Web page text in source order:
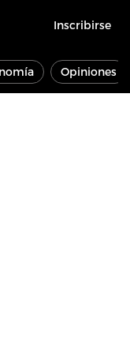
Inscribirse
Opiniones